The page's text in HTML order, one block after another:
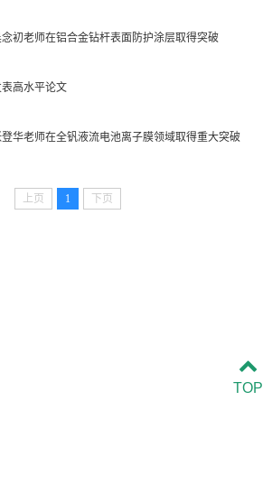
初老师在铝合金钻杆表面防护涂层取得突破
高水平论文
华老师在全钒液流电池离子膜领域取得重大突破
上页 1 下页
TOP